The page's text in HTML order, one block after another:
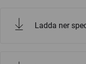
Ladda ner